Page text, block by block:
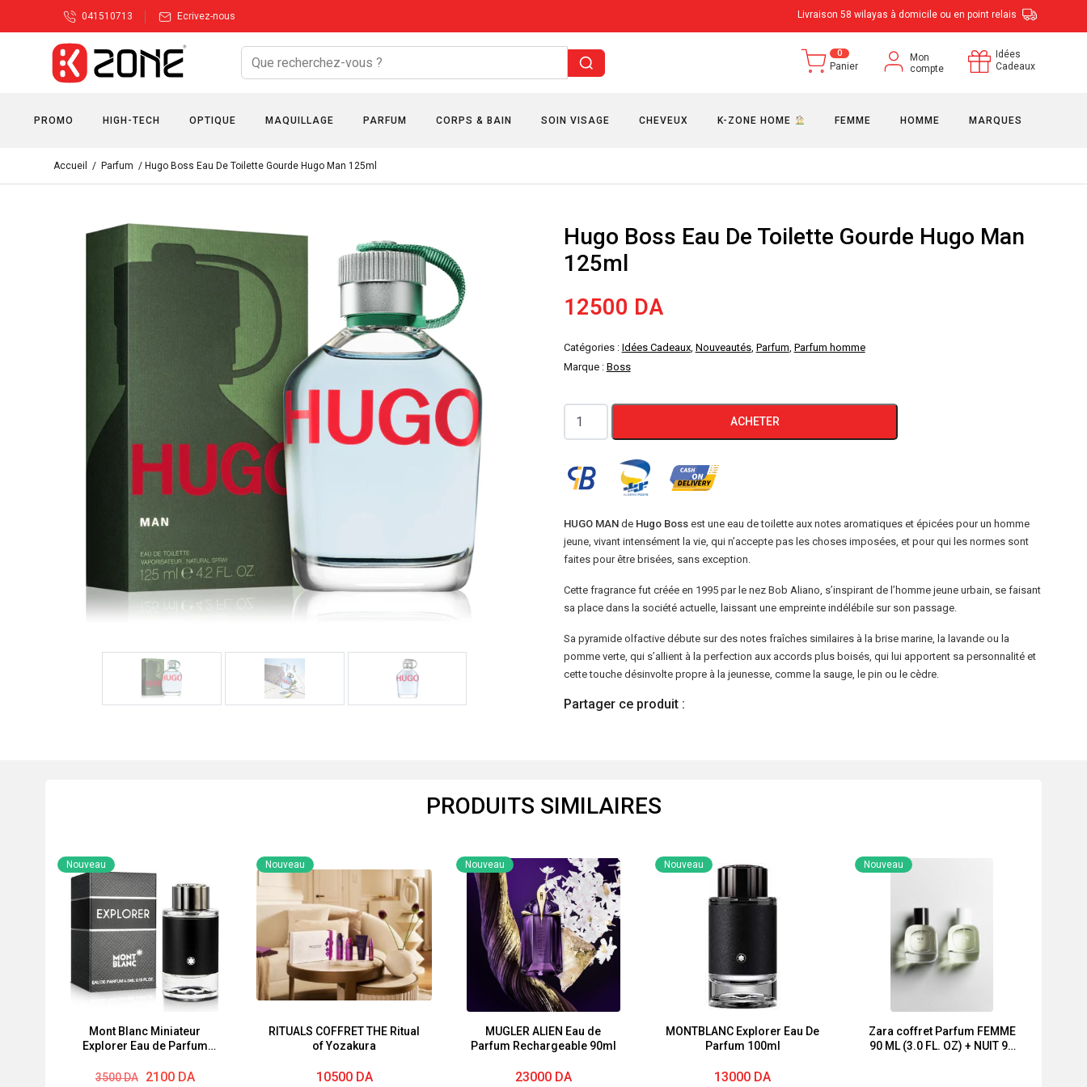
041510713 Ecrivez-nous Livraison 58 wilayas à domicile ou en point relais
0
Panier
Mon
compte
Idées
Cadeaux
PROMO HIGH-TECH OPTIQUE MAQUILLAGE PARFUM CORPS & BAIN SOIN VISAGE CHEVEUX K-ZONE HOME FEMME HOMME MARQUES
Accueil / Parfum / Hugo Boss Eau De Toilette Gourde Hugo Man 125ml
Hugo Boss Eau De Toilette Gourde Hugo Man
125ml
12500 DA
Catégories : Idées Cadeaux, Nouveautés, Parfum, Parfum homme
Marque : Boss
quantité
de
Boss
De
Toilette
Gourde
Hugo
Man
125ml
ACHETER
HUGO MANde Hugo Bossest une eau de toilette aux notes aromatiques et épicées pour un homme
jeune, vivant intensément la vie, qui n’accepte pas les choses imposées, et pour qui les normes sont
faites pour être brisées, sans exception.
Cette fragrance fut créée en 1995 par le nez Bob Aliano, s’inspirant de l’homme jeune urbain, se faisant
sa place dans la société actuelle, laissant une empreinte indélébile sur son passage.
Sa pyramide olfactive débute sur des notes fraîches similaires à la brise marine, la lavande ou la
pomme verte, qui s’allient à la perfection aux accords plus boisés, qui lui apportent sa personnalité et
cette touche désinvolte propre à la jeunesse, comme la sauge, le pin ou le cèdre.
Partager ce produit :
PRODUITS SIMILAIRES
Mont Blanc Miniateur
Explorer Eau de Parfum
Nouveau
3500DA
Le
2100 DA
Le
RITUALS COFFRET THE Ritual
of Yozakura
Nouveau
10500 DA
MUGLER ALIEN Eau de
Parfum Rechargeable 90ml
Nouveau
23000 DA
MONTBLANC Explorer Eau De
Parfum 100ml
Nouveau
13000 DA
Zara coffret Parfum FEMME
90 ML (3.0 FL. OZ) + NUIT 90
Nouveau